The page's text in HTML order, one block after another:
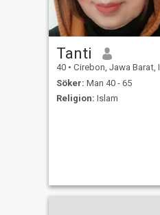
Tanti
40 • Cirebon, Jawa Barat, Indonesien
Söker: Man 40 - 65
Religion: Islam